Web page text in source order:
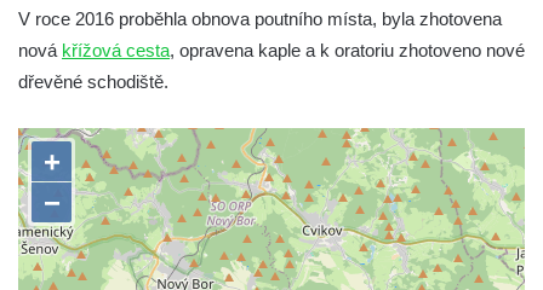
Kaple svatého Josefa u Zákup
Kostel svatých Fabiána a Šebestiána v
Zákupech
Kaple Krista v žaláři u kostela Nalezení
svatého Kříže ve Frýdlantu
Kostel Nalezení svatého Kříže ve Frýdlantu
Kostel Krista Spasitele ve Frýdlantu
V roce 2016 proběhla obnova poutního místa, byla zhotovena
nová křížová cesta, opravena kaple a k oratoriu zhotoveno nové
dřevěné schodiště.